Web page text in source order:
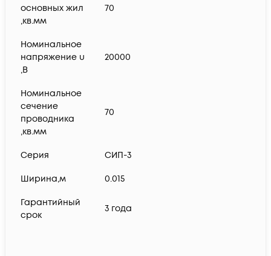
основных жил
,кв.мм
70
Номинальное
напряжение u
,В
20000
Номинальное
сечение
проводника
,кв.мм
70
Серия СИП-3
Ширина,м 0.015
Гарантийный
срок
3 года